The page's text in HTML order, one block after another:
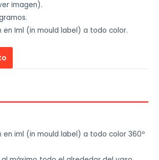
imagen).
en Iml (in mould label) a todo color.
en iml (in mould label) a todo color 360º